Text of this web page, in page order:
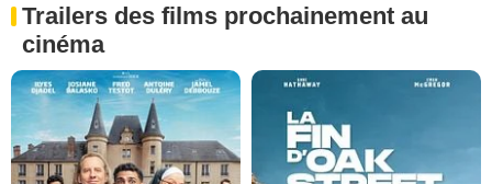
Trailers des films prochainement au
cinéma